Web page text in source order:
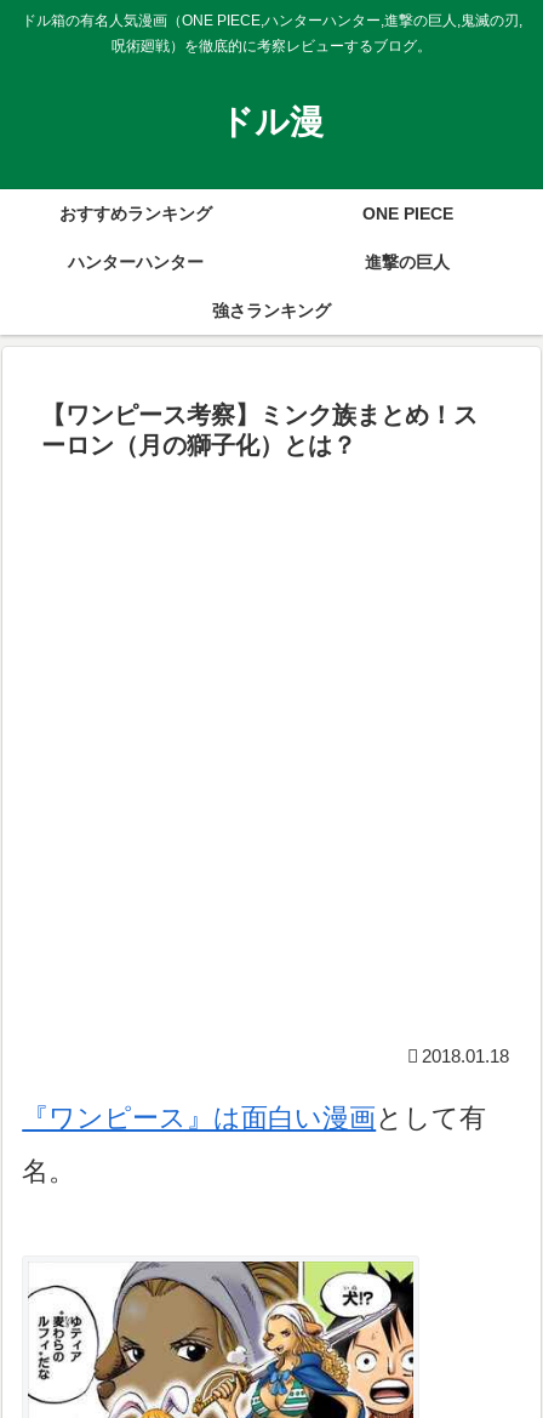
ドル箱の有名人気漫画（ONE PIECE,ハンターハンター,進撃の巨人,鬼滅の刃,
呪術廻戦）を徹底的に考察レビューするブログ。
ドル漫
おすすめランキング ONE PIECE
ハンターハンター 進撃の巨人
強さランキング
【ワンピース考察】ミンク族まとめ！ス
ーロン（月の獅子化）とは？
2018.01.18
『ワンピース』は面白い漫画として有
名。